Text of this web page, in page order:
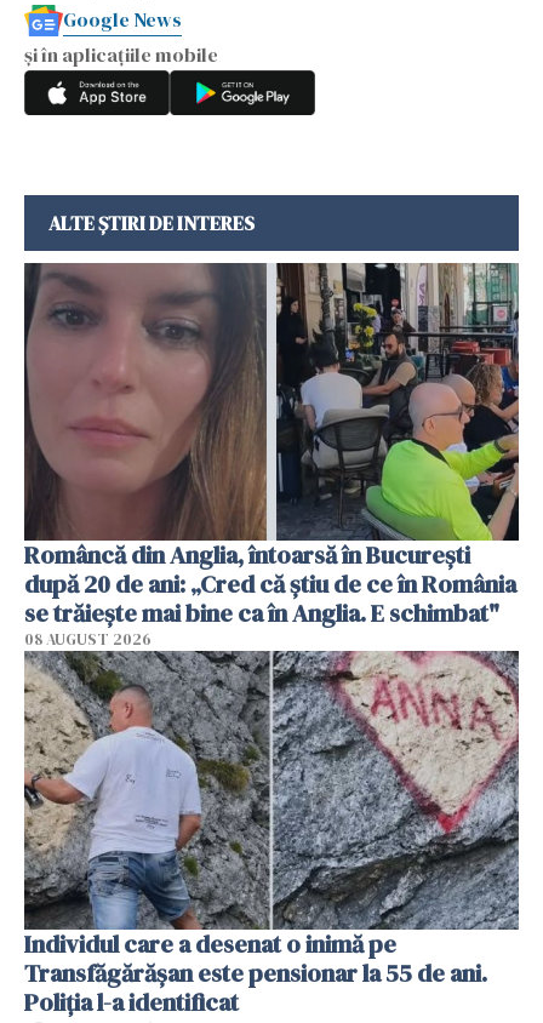
Google News
și în aplicațiile mobile
ALTE ȘTIRI DE INTERES
Româncă din Anglia, întoarsă în București
după 20 de ani: „Cred că știu de ce în România
se trăiește mai bine ca în Anglia. E schimbat"
08 AUGUST 2026
Individul care a desenat o inimă pe
Transfăgărășan este pensionar la 55 de ani.
Poliția l-a identificat